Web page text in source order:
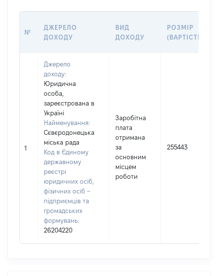
№
ДЖЕРЕЛО
ДОХОДУ
ВИД
ДОХОДУ
РОЗМІР
(ВАРТІСТЬ)
1
Джерело
доходу:
Юридична
особа,
зареєстрована в
Україні
Найменування:
Сєвєродонецька
міська рада
Код в Єдиному
державному
реєстрі
юридичних осіб,
фізичних осіб –
підприємців та
громадських
формувань:
26204220
Заробітна
плата
отримана
за
основним
місцем
роботи
255443